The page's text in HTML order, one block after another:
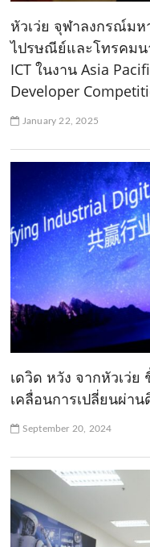
หัวเว่ย จุฬาลงกรณ์ม
ไปรษณีย์และโทรคม
ICT ในงาน Asia
Developer
January 22, 2025
เดวิด หวัง จากหัวเว่
เคลื่อนการเปลี่ยนผ่า
September 20, 2024